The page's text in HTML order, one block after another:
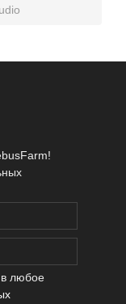
в любое